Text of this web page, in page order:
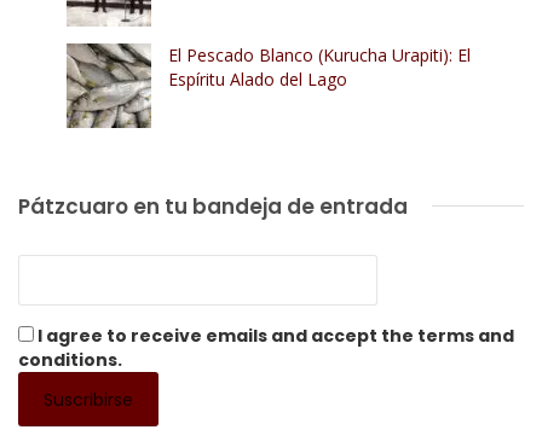
El Pescado Blanco (Kurucha Urapiti): El
Espíritu Alado del Lago
Pátzcuaro en tu bandeja de entrada
I agree to receive emails and accept the terms and
conditions.